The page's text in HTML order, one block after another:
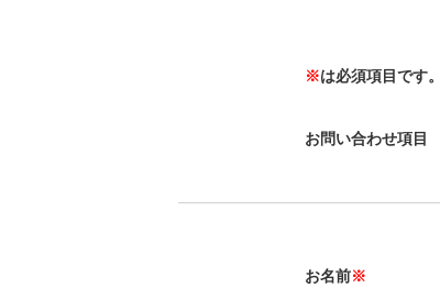
※は必須項目です。
お問い合わせ項目
お名前※